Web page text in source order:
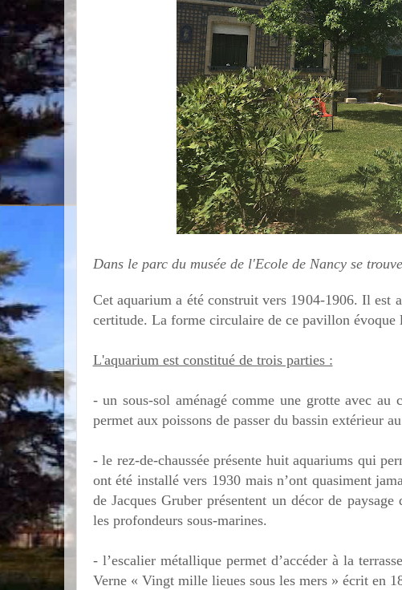
Dans le parc du musée de l'Ecole de Nancy se
Cet aquarium a été construit vers 1904-1906. Il est
certitude. La forme circulaire de ce pavillon
L'aquarium est constitué de trois parties :
- un sous-sol aménagé comme une grotte avec
permet aux poissons de passer du bassin extérieur
- le rez-de-chaussée présente huit aquariums qui
ont été installé vers 1930 mais n’ont quasiment
de Jacques Gruber présentent un décor de
les profondeurs sous-marines.
- l’escalier métallique permet d’accéder à la
Verne « Vingt mille lieues sous les mers » écrit en